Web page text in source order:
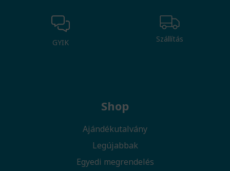
GYIK Szállítás
Shop
Ajándékutalvány
Legújabbak
Egyedi megrendelés